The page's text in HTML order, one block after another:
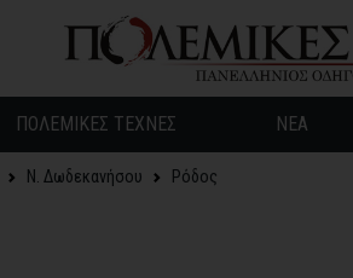
ΠΟΛΕΜΙΚΕΣ ΤΕΧΝΕΣ ΝΕΑ
Ν. Δωδεκανήσου Ρόδος